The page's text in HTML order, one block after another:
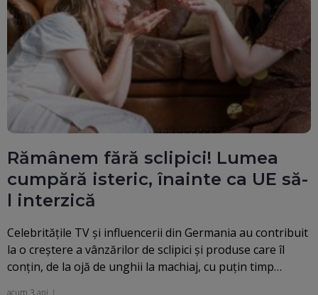
Rămânem fără sclipici! Lumea
cumpără isteric, înainte ca UE să-
l interzică
Celebritățile TV și influencerii din Germania au contribuit
la o creștere a vânzărilor de sclipici și produse care îl
conțin, de la ojă de unghii la machiaj, cu puțin timp…
acum 3 ani